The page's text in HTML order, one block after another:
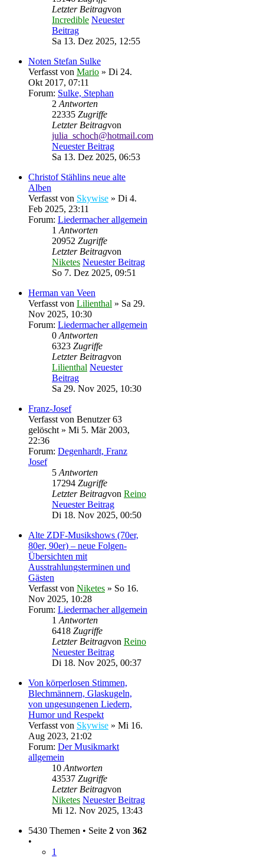
Letzter Beitragvon
Incredible Neuester
Beitrag
Sa 13. Dez 2025, 12:55
Noten Stefan Sulke
Verfasst von Mario » Di 24.
Okt 2017, 07:11
Forum: Sulke, Stephan
2 Antworten
22335 Zugriffe
Letzter Beitragvon
julia_schoch@hotmail.com
Neuester Beitrag
Sa 13. Dez 2025, 06:53
Christof Stählins neue alte
Alben
Verfasst von Skywise » Di 4.
Feb 2025, 23:11
Forum: Liedermacher allgemein
1 Antworten
20952 Zugriffe
Letzter Beitragvon
Niketes Neuester Beitrag
So 7. Dez 2025, 09:51
Herman van Veen
Verfasst von Lilienthal » Sa 29.
Nov 2025, 10:30
Forum: Liedermacher allgemein
0 Antworten
6323 Zugriffe
Letzter Beitragvon
Lilienthal Neuester
Beitrag
Sa 29. Nov 2025, 10:30
Franz-Josef
Verfasst von Benutzer 63
gelöscht » Mi 5. Mär 2003,
22:36
Forum: Degenhardt, Franz
Josef
5 Antworten
17294 Zugriffe
Letzter Beitragvon Reino
Neuester Beitrag
Di 18. Nov 2025, 00:50
Alte ZDF-Musikshows (70er,
80er, 90er) – neue Folgen-
Übersichten mit
Ausstrahlungsterminen und
Gästen
Verfasst von Niketes » So 16.
Nov 2025, 10:28
Forum: Liedermacher allgemein
1 Antworten
6418 Zugriffe
Letzter Beitragvon Reino
Neuester Beitrag
Di 18. Nov 2025, 00:37
Von körperlosen Stimmen,
Blechmännern, Glaskugeln,
von ungesungenen Liedern,
Humor und Respekt
Verfasst von Skywise » Mi 16.
Aug 2023, 21:02
Forum: Der Musikmarkt
allgemein
10 Antworten
43537 Zugriffe
Letzter Beitragvon
Niketes Neuester Beitrag
Mi 12. Nov 2025, 13:43
5430 Themen • Seite 2 von 362
•
1